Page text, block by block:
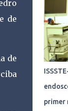
de
de
primer